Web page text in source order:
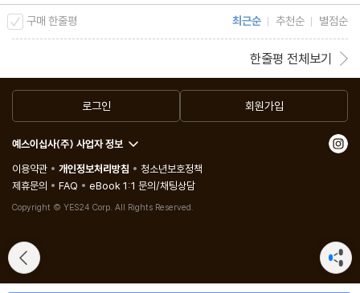
구매 한줄평 최근순 추천순 별점순
한줄평 전체보기
로그인 회원가입
예스이십사(주) 사업자 정보
이용약관
개인정보처리방침
청소년보호정책
제휴문의
FAQ eBook 1:1 문의/채팅상담
Copyright © YES24 Corp. All Rights Reserved.